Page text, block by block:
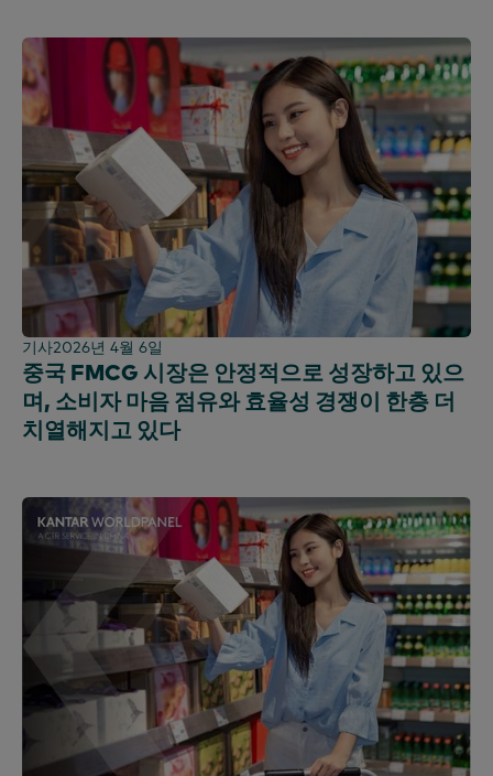
사우디아라비아
스코틀랜드
남아프리카공화국
스페인
스리랑카
대만
태국
우간다
영국 및 아일랜드
아랍에미리트
영국
미국
기사2026년 4월 6일
중국 FMCG 시장은 안정적으로 성장하고 있으
며, 소비자 마음 점유와 효율성 경쟁이 한층 더
치열해지고 있다